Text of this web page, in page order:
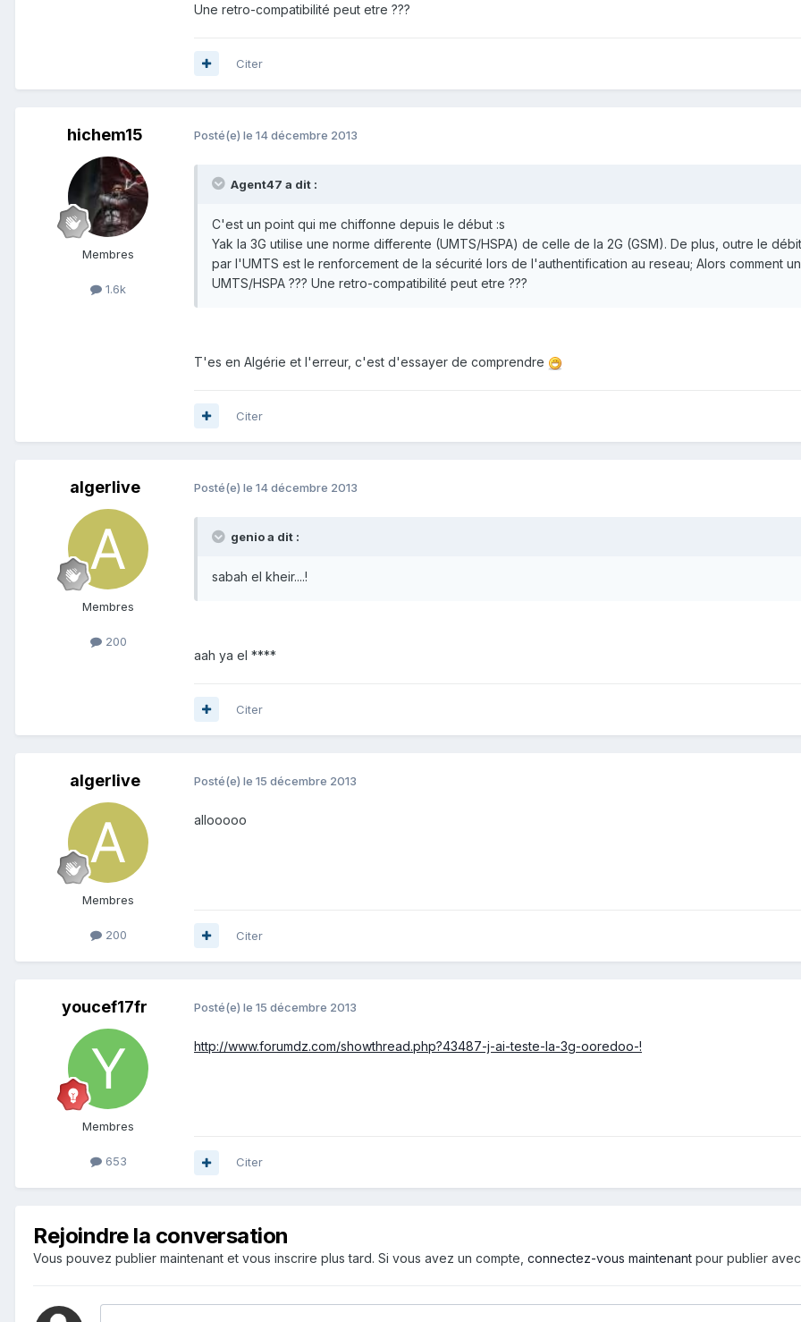
Une retro-compatibilité peut etre ???
Citer
hichem15
Membres
1.6k
Posté(e) le 14 décembre 2013
Agent47 a dit :
C'est un point qui me chiffonne depuis le début :s
Yak la 3G utilise une norme differente (UMTS/HSPA) de celle de la 2G (GSM). De plus, outre le
par l'UMTS est le renforcement de la sécurité lors de l'authentification au reseau; Alors comment
UMTS/HSPA ??? Une retro-compatibilité peut etre ???
T'es en Algérie et l'erreur, c'est d'essayer de comprendre
Citer
algerlive
Membres
200
Posté(e) le 14 décembre 2013
genio a dit :
sabah el kheir....!
aah ya el ****
Citer
algerlive
Membres
200
Posté(e) le 15 décembre 2013
allooooo
Citer
youcef17fr
Membres
653
Posté(e) le 15 décembre 2013
http://www.forumdz.com/showthread.php?43487-j-ai-teste-la-3g-ooredoo-!
Citer
Rejoindre la conversation
Vous pouvez publier maintenant et vous inscrire plus tard. Si vous avez un compte, connectez-vous maintenant pour publier